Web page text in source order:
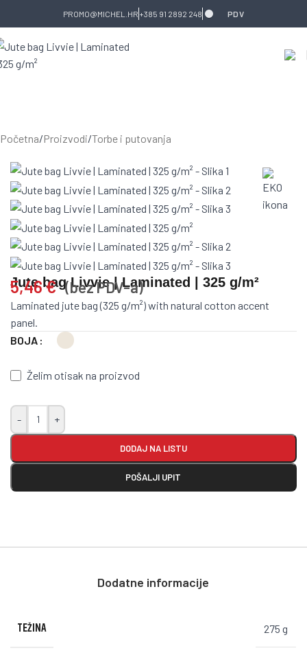
Skip to navigationSkip to main content
PROMO@MICHEL.HR +385 91 2892 248 PDV
Početna/Proizvodi/Torbe i putovanja
Jute bag Livvie | Laminated | 325 g/m²
5,46€ (bez PDV-a)
Laminated jute bag (325 g/m²) with natural cotton accent
panel.
BOJA
Želim otisak na proizvod
- +
DODAJ NA LISTU
POŠALJI UPIT
Dodatne informacije
TEŽINA 275 g